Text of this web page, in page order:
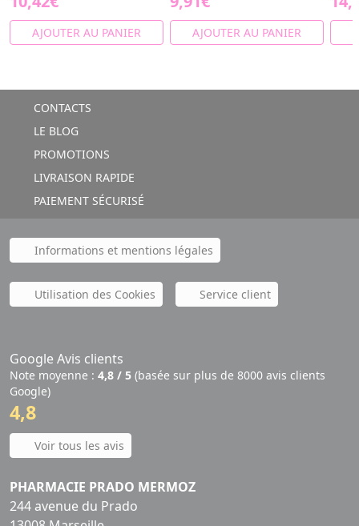
AJOUTER AU PANIER AJOUTER AU PANIER
CONTACTS
LE BLOG
PROMOTIONS
LIVRAISON RAPIDE
PAIEMENT SÉCURISÉ
Informations et mentions légales
Utilisation des Cookies Service client
Google Avis clients
Note moyenne : 4,8 / 5 (basée sur plus de 8000 avis clients
Google)
4,8
Voir tous les avis
PHARMACIE PRADO MERMOZ
244 avenue du Prado